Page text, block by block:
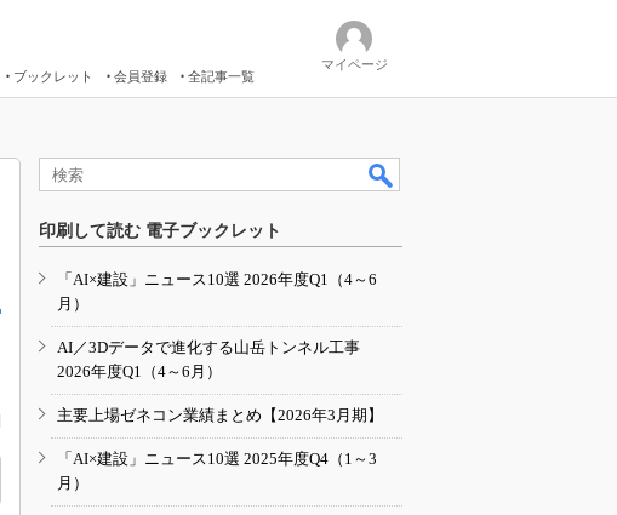
ブックレット 会員登録 全記事一覧
マイページ
印刷して読む 電子ブックレット
「AI×建設」ニュース10選 2026年度Q1（4～6
月）
AI／3Dデータで進化する山岳トンネル工事
2026年度Q1（4～6月）
主要上場ゼネコン業績まとめ【2026年3月期】
「AI×建設」ニュース10選 2025年度Q4（1～3
月）